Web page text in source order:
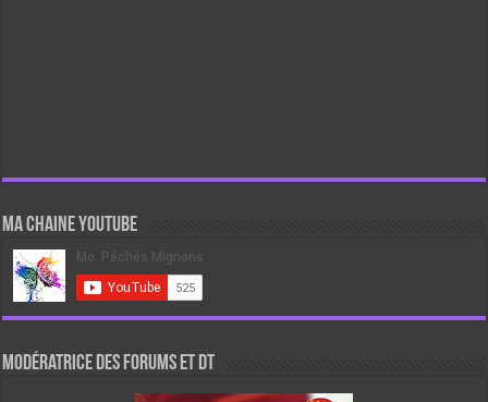
Ma chaine Youtube
Modératrice des forums et DT